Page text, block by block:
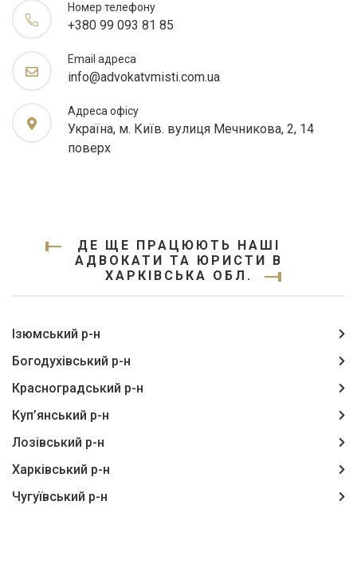
Номер телефону
+380 99 093 81 85
Email адреса
info@advokatvmisti.com.ua
Адреса офісу
Україна, м. Київ. вулиця Мечникова, 2, 14
поверх
ДЕ ЩЕ ПРАЦЮЮТЬ НАШІ
АДВОКАТИ ТА ЮРИСТИ В
ХАРКІВСЬКА ОБЛ.
Ізюмський р-н
Богодухівський р-н
Красноградський р-н
Куп’янський р-н
Лозівський р-н
Харківський р-н
Чугуївський р-н